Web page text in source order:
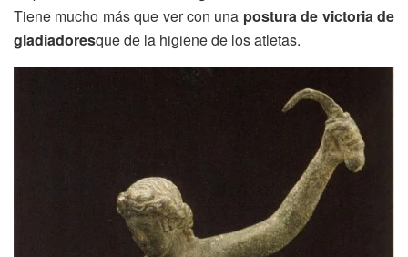
Tiene mucho más que ver con una postura de victoria de
gladiadoresque de la higiene de los atletas.